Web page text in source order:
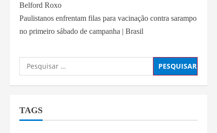
Belford Roxo
Paulistanos enfrentam filas para vacinação contra sarampo
no primeiro sábado de campanha | Brasil
TAGS